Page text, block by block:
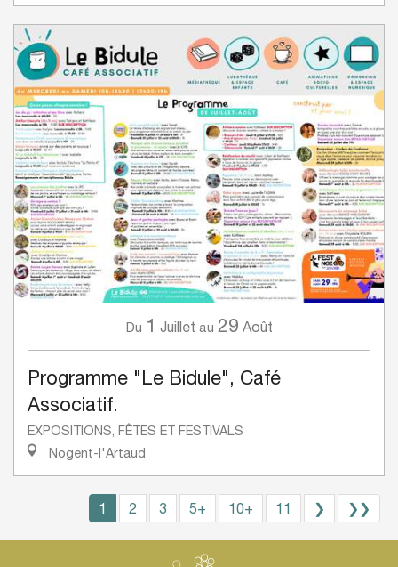
Du 1 Juillet au 29 Août
Programme "Le Bidule", Café
Associatif.
EXPOSITIONS, FÊTES ET FESTIVALS
Nogent-l'Artaud
1 2 3 5+ 10+ 11 ❯ ❯❯